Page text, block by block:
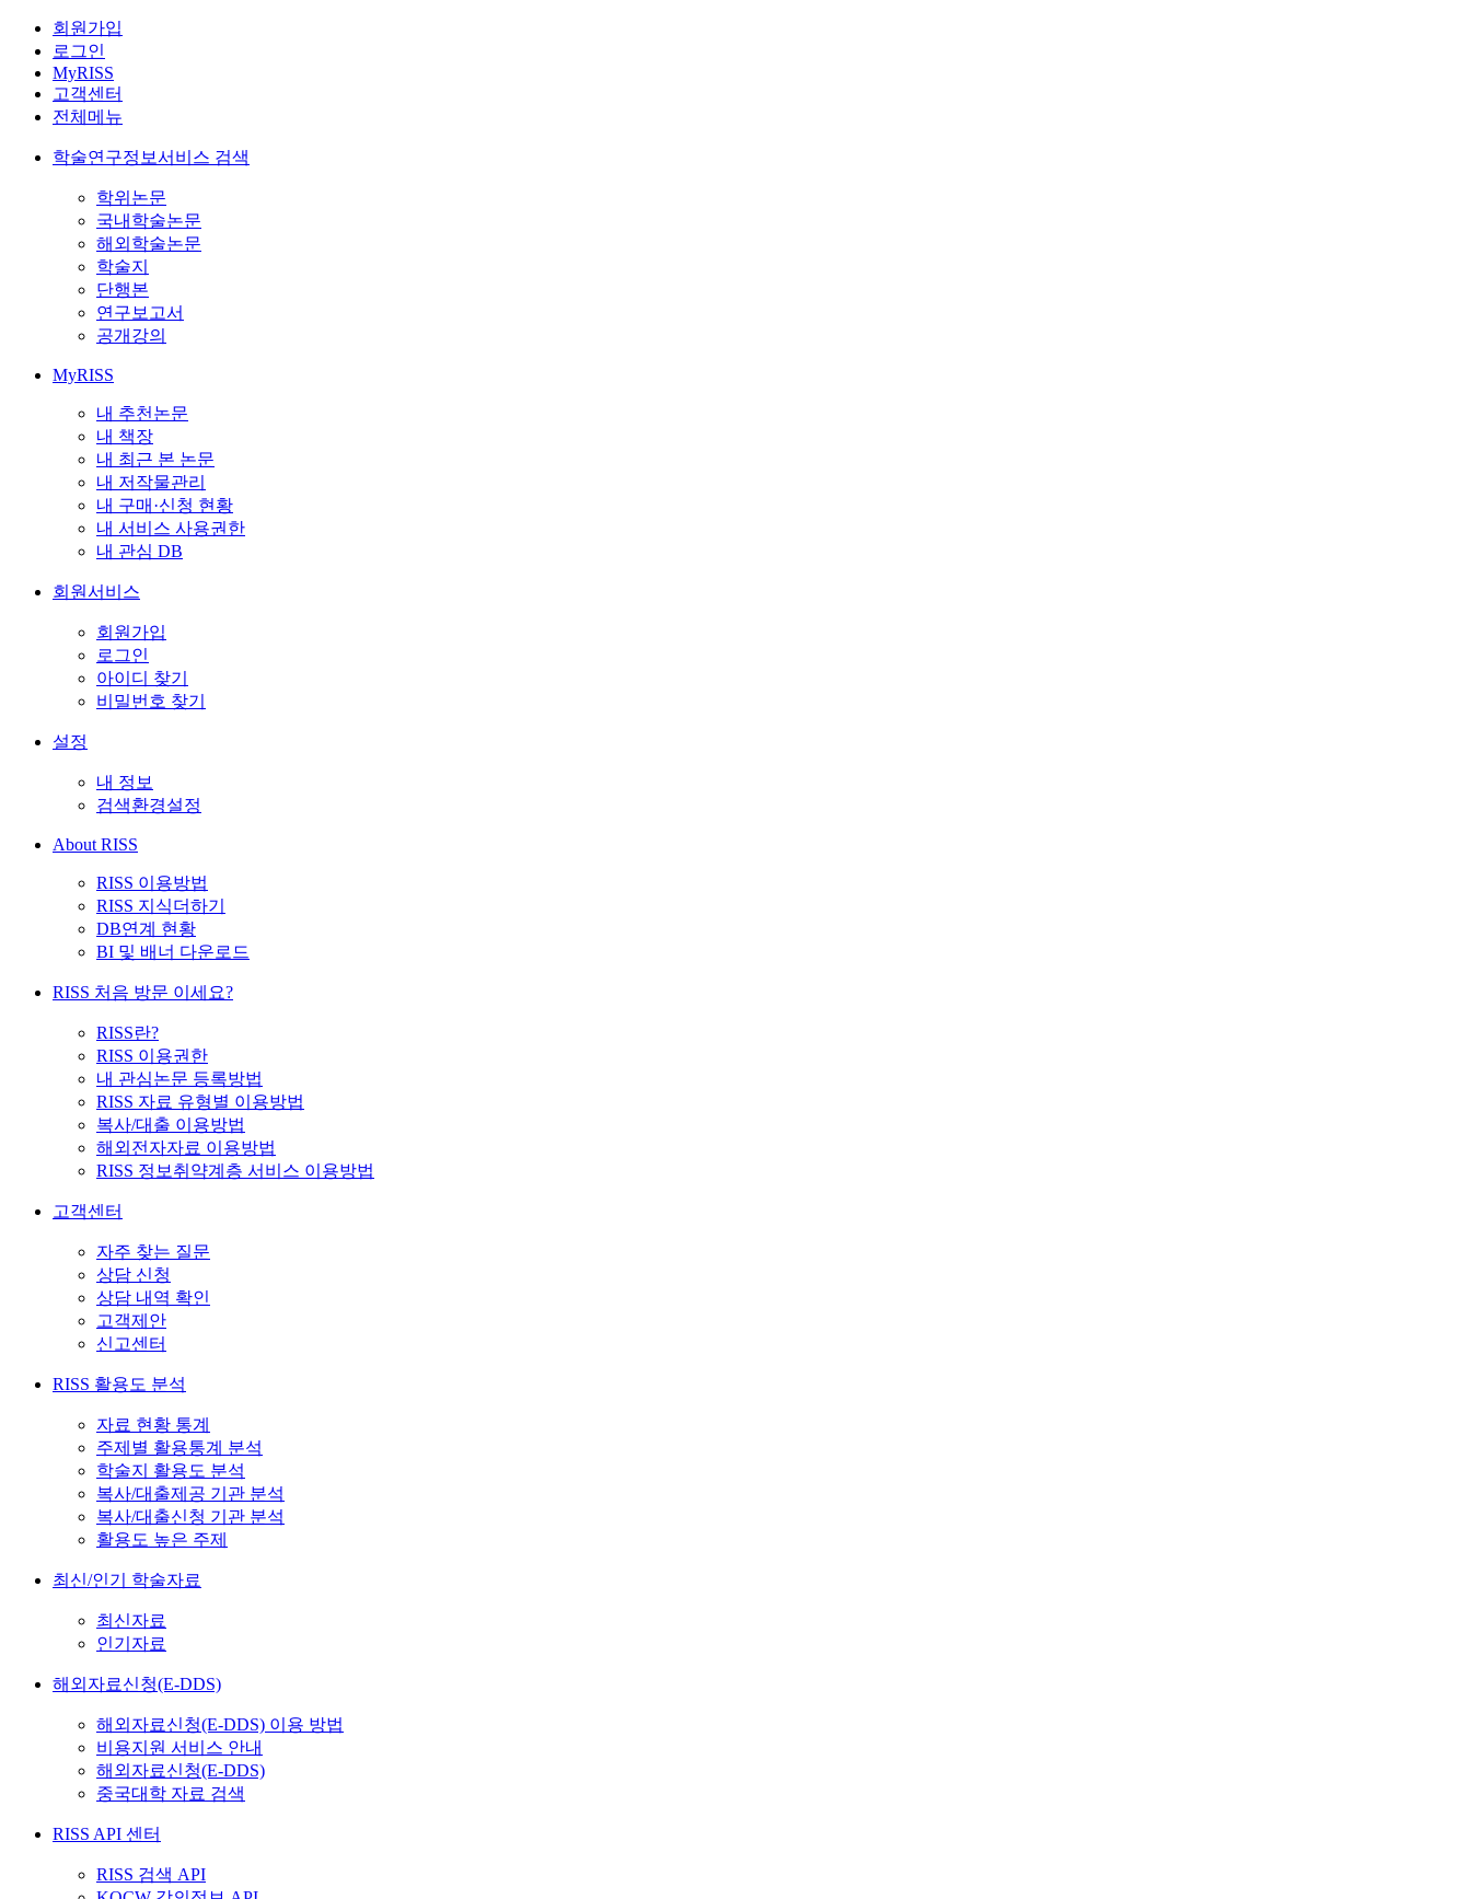
회원가입
로그인
MyRISS
고객센터
전체메뉴
학술연구정보서비스 검색
학위논문
국내학술논문
해외학술논문
학술지
단행본
연구보고서
공개강의
MyRISS
내 추천논문
내 책장
내 최근 본 논문
내 저작물관리
내 구매·신청 현황
내 서비스 사용권한
내 관심 DB
회원서비스
회원가입
로그인
아이디 찾기
비밀번호 찾기
설정
내 정보
검색환경설정
About RISS
RISS 이용방법
RISS 지식더하기
DB연계 현황
BI 및 배너 다운로드
RISS 처음 방문 이세요?
RISS란?
RISS 이용권한
내 관심논문 등록방법
RISS 자료 유형별 이용방법
복사/대출 이용방법
해외전자자료 이용방법
RISS 정보취약계층 서비스 이용방법
고객센터
자주 찾는 질문
상담 신청
상담 내역 확인
고객제안
신고센터
RISS 활용도 분석
자료 현황 통계
주제별 활용통계 분석
학술지 활용도 분석
복사/대출제공 기관 분석
복사/대출신청 기관 분석
활용도 높은 주제
최신/인기 학술자료
최신자료
인기자료
해외자료신청(E-DDS)
해외자료신청(E-DDS) 이용 방법
비용지원 서비스 안내
해외자료신청(E-DDS)
중국대학 자료 검색
RISS API 센터
RISS 검색 API